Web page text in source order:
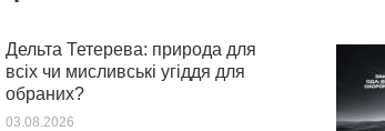
Дельта Тетерева: природа для
всіх чи мисливські угіддя для
обраних?
03.08.2026